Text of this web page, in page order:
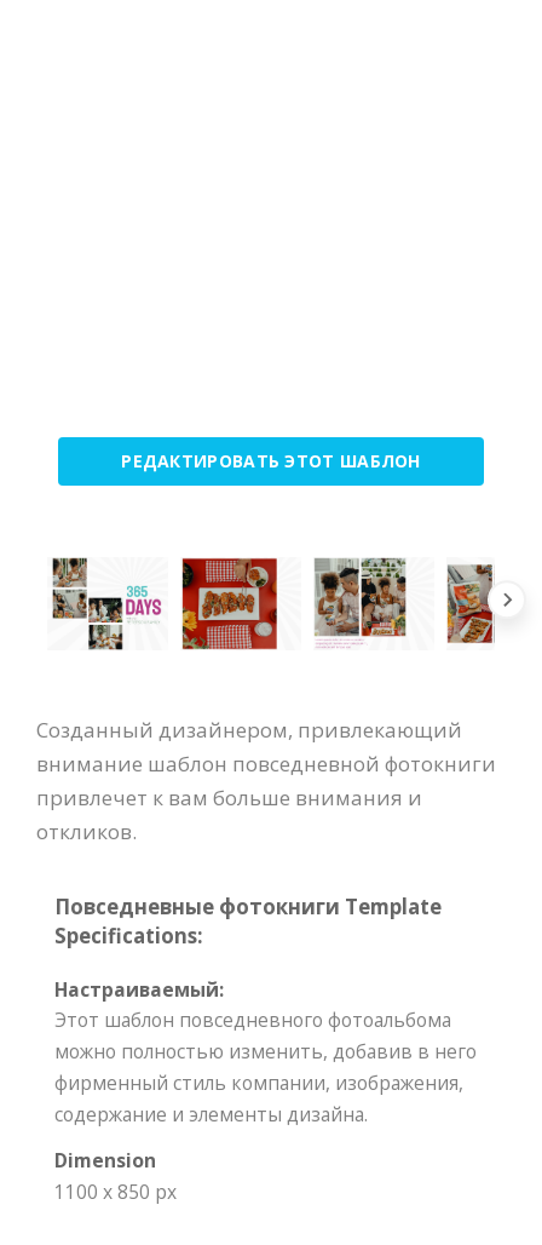
РЕДАКТИРОВАТЬ ЭТОТ ШАБЛОН
Созданный дизайнером, привлекающий
внимание шаблон повседневной фотокниги
привлечет к вам больше внимания и
откликов.
Повседневные фотокниги Template
Specifications:
Настраиваемый:
Этот шаблон повседневного фотоальбома
можно полностью изменить, добавив в него
фирменный стиль компании, изображения,
содержание и элементы дизайна.
Dimension
1100 x 850 px